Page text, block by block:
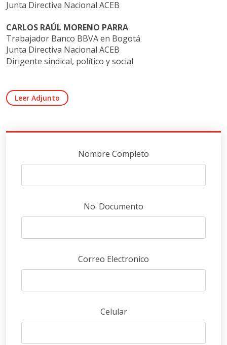
Junta Directiva Nacional ACEB
CARLOS RAÚL MORENO PARRA
Trabajador Banco BBVA en Bogotá
Junta Directiva Nacional ACEB
Dirigente sindical, político y social
Leer Adjunto
Nombre Completo
No. Documento
Correo Electronico
Celular